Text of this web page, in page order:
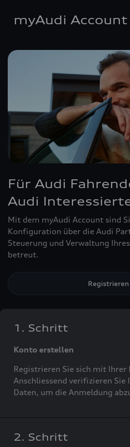
myAudi Account
Für Audi
Audi
Mit dem myAudi Account sind
Konfiguration über die Audi
Steuerung und Verwaltung
betreut.
Registrieren
1. Schritt
Konto erstellen
Registrieren Sie sich mit Ihrer
Anschliessend verifizieren Sie
Daten, um die Anmeldung
2. Schritt